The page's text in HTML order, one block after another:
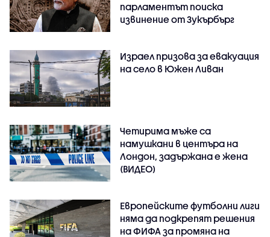
парламентът поиска
извинение от Зукърбърг
Израел призова за евакуация
на село в Южен Ливан
Четирима мъже са
намушкани в центъра на
Лондон, задържана е жена
(ВИДЕО)
Европейските футболни лиги
няма да подкрепят решения
на ФИФА за промяна на